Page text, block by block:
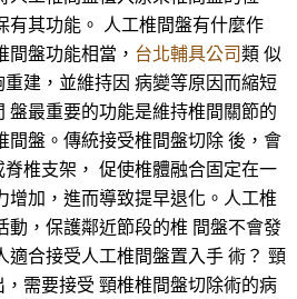
有其功能。 人工椎間盤有什麼作
盤功能相當， 台北輔具公司類 似
建，並維持因 病變等原因而縮短
盤最重要的功能是維持椎間關節的
間盤。傳統接受椎間盤切除 後，會
椎支架， 促使椎體融合固定在一
增加，進而導致提早退化。人工椎
動，保護鄰近節段的椎 間盤不會發
適合接受人工椎間盤置入手 術？ 頸
需要接受 頸椎椎間盤切除術的病